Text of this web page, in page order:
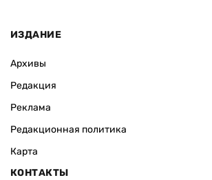
ИЗДАНИЕ
Архивы
Редакция
Реклама
Редакционная политика
Карта
КОНТАКТЫ